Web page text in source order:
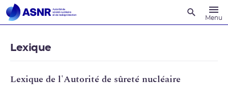
Menu
Lexique
Lexique de l'Autorité de sûreté nucléaire